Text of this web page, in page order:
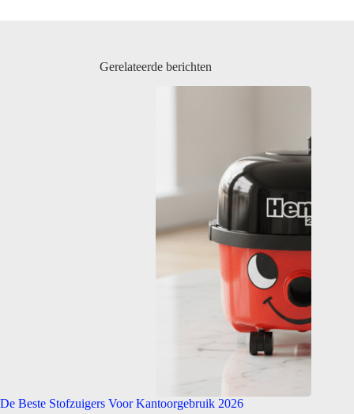
Gerelateerde berichten
De Beste Stofzuigers Voor Kantoorgebruik 2026